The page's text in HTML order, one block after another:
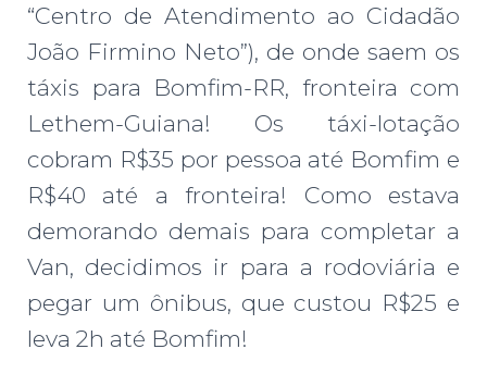
“Centro de Atendimento ao Cidadão
João Firmino Neto”), de onde saem os
táxis para Bomfim-RR, fronteira com
Lethem-Guiana! Os táxi-lotação
cobram R$35 por pessoa até Bomfim e
R$40 até a fronteira! Como estava
demorando demais para completar a
Van, decidimos ir para a rodoviária e
pegar um ônibus, que custou R$25 e
leva 2h até Bomfim!